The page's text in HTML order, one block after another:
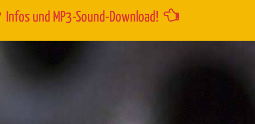
Infos und MP3-Sound-Download!